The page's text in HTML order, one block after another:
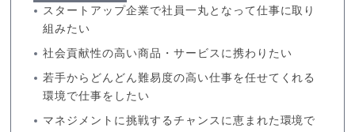
スタートアップ企業で社員一丸となって仕事に取り
組みたい
社会貢献性の高い商品・サービスに携わりたい
若手からどんどん難易度の高い仕事を任せてくれる
環境で仕事をしたい
マネジメントに挑戦するチャンスに恵まれた環境で